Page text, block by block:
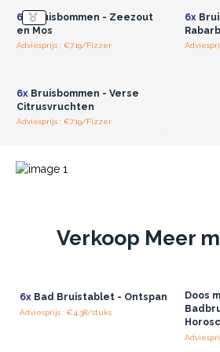
6x Bruisbommen - Zeezout
en Mos
Adviesprijs : €7.19/Fizzer
6x
6xBruisbommen - Verse
Citrusvruchten
Adviesprijs : €7.19/Fizzer
Verkoop Meer
6xBad Bruistablet - Ontspan
Adviesprijs : €4.38/stuks
Doos